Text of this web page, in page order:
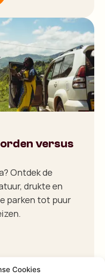
Cookies
versus
Ontdek de
drukte en
parken tot puur